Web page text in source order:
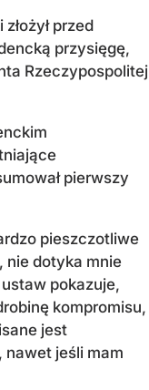
przed
przysięgę,
Rzeczypospolitej
pierwszy
pieszczotliwe
nie dotyka mnie
pokazuje,
kompromisu,
jest
nawet jeśli mam